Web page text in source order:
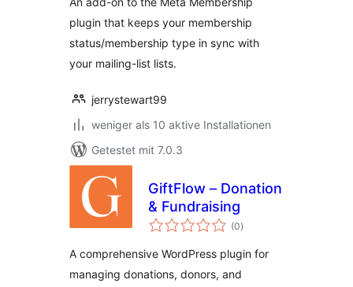
plugin that keeps your membership
status/membership type in sync with
your mailing-list lists.
jerrystewart99
weniger als 10 aktive Installationen
Getestet mit 7.0.3
GiftFlow – Donation
& Fundraising
(0Bewertungen
insgesamt
)
A comprehensive WordPress plugin for
managing donations, donors, and